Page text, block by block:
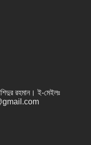
রহমান । ই-মেইলঃ